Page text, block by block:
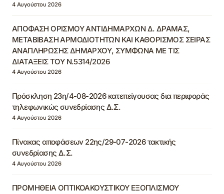
4 Αυγούστου 2026
ΑΠΟΦΑΣΗ ΟΡΙΣΜΟΥ ΑΝΤΙΔΗΜΑΡΧΩΝ Δ. ΔΡΑΜΑΣ,
ΜΕΤΑΒΙΒΑΣΗ ΑΡΜΟΔΙΟΤΗΤΩΝ ΚΑΙ ΚΑΘΟΡΙΣΜΟΣ ΣΕΙΡΑΣ
ΑΝΑΠΛΗΡΩΣΗΣ ΔΗΜΑΡΧΟΥ, ΣΥΜΦΩΝΑ ΜΕ ΤΙΣ
ΔΙΑΤΑΞΕΙΣ ΤΟΥ Ν.5314/2026
4 Αυγούστου 2026
Πρόσκληση 23η/4-08-2026 κατεπείγουσας δια περιφοράς
τηλεφωνικώς συνεδρίασης Δ.Σ.
4 Αυγούστου 2026
Πίνακας αποφάσεων 22ης/29-07-2026 τακτικής
συνεδρίασης Δ.Σ.
4 Αυγούστου 2026
ΠΡΟΜΗΘΕΙΑ ΟΠΤΙΚΟΑΚΟΥΣΤΙΚΟΥ ΕΞΟΠΛΙΣΜΟΥ